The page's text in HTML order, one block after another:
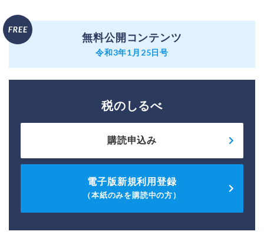
無料公開コンテンツ
令和3年1月25日号
税のしるべ
購読申込み
電子版新規利用登録
（本紙のみを購読中の方）